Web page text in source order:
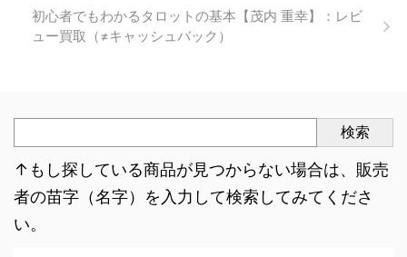
初心者でもわかるタロットの基本【茂内 重幸】：レビ
ュー買取（≠キャッシュバック）
検索
↑もし探している商品が見つからない場合は、販売
者の苗字（名字）を入力して検索してみてくださ
い。